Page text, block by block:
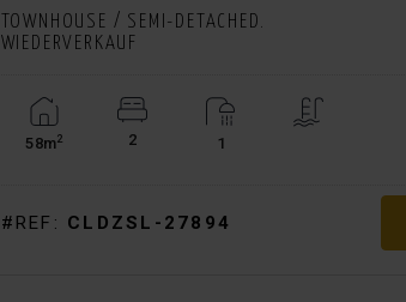
TOWNHOUSE / SEMI-DETACHED.
WIEDERVERKAUF
58m2 2 1
#REF: CLDZSL-27894